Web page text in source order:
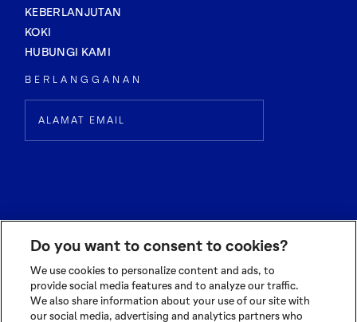
KEBERLANJUTAN
KOKI
HUBUNGI KAMI
BERLANGGANAN
© 2026 OLAM INTERNATIONAL LIMITED
Do you want to consent to cookies?
We use cookies to personalize content and ads, to
provide social media features and to analyze our traffic.
We also share information about your use of our site with
our social media, advertising and analytics partners who